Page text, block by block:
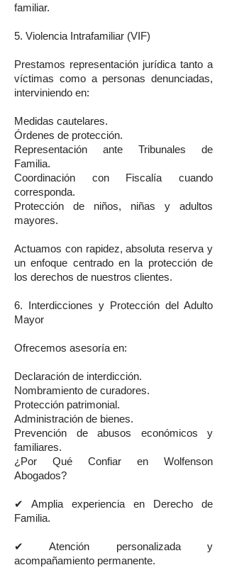
familiar.
5. Violencia Intrafamiliar (VIF)
Prestamos representación jurídica tanto a
víctimas como a personas denunciadas,
interviniendo en:
Medidas cautelares.
Órdenes de protección.
Representación ante Tribunales de
Familia.
Coordinación con Fiscalía cuando
corresponda.
Protección de niños, niñas y adultos
mayores.
Actuamos con rapidez, absoluta reserva y
un enfoque centrado en la protección de
los derechos de nuestros clientes.
6. Interdicciones y Protección del Adulto
Mayor
Ofrecemos asesoría en:
Declaración de interdicción.
Nombramiento de curadores.
Protección patrimonial.
Administración de bienes.
Prevención de abusos económicos y
familiares.
¿Por Qué Confiar en Wolfenson
Abogados?
✔ Amplia experiencia en Derecho de
Familia.
✔ Atención personalizada y
acompañamiento permanente.